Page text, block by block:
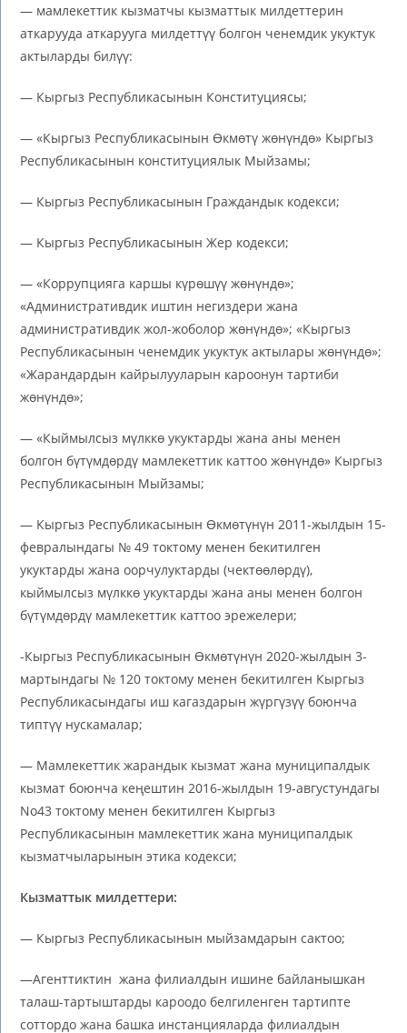
— мамлекеттик кызматчы кызматтык милдеттерин
аткарууда аткарууга милдеттүү болгон ченемдик укуктук
актыларды билүү:
— Кыргыз Республикасынын Конституциясы;
— «Кыргыз Республикасынын Өкмөтү жөнүндө» Кыргыз
Республикасынын конституциялык Мыйзамы;
— Кыргыз Республикасынын Граждандык кодекси;
— Кыргыз Республикасынын Жер кодекси;
— «Коррупцияга каршы күрөшүү жөнүндө»;
«Административдик иштин негиздери жана
административдик жол-жоболор жөнүндө»; «Кыргыз
Республикасынын ченемдик укуктук актылары жөнүндө»;
«Жарандардын кайрылууларын кароонун тартиби
жөнүндө»;
— «Кыймылсыз мүлккө укуктарды жана аны менен
болгон бүтүмдөрдү мамлекеттик каттоо жөнүндө» Кыргыз
Республикасынын Мыйзамы;
— Кыргыз Республикасынын Өкмөтүнүн 2011-жылдын 15-
февралындагы № 49 токтому менен бекитилген
укуктарды жана оорчулуктарды (чектөөлөрдү),
кыймылсыз мүлккө укуктарды жана аны менен болгон
бүтүмдөрдү мамлекеттик каттоо эрежелери;
-Кыргыз Республикасынын Өкмөтүнүн 2020-жылдын 3-
мартындагы № 120 токтому менен бекитилген Кыргыз
Республикасындагы иш кагаздарын жүргүзүү боюнча
типтүү нускамалар;
— Мамлекеттик жарандык кызмат жана муниципалдык
кызмат боюнча кеңештин 2016-жылдын 19-августундагы
No43 токтому менен бекитилген Кыргыз
Республикасынын мамлекеттик жана муниципалдык
кызматчыларынын этика кодекси;
Кызматтык милдеттери:
— Кыргыз Республикасынын мыйзамдарын сактоо;
—Агенттиктин жана филиалдын ишине байланышкан
талаш-тартыштарды кароодо белгиленген тартипте
соттордо жана башка инстанцияларда филиалдын